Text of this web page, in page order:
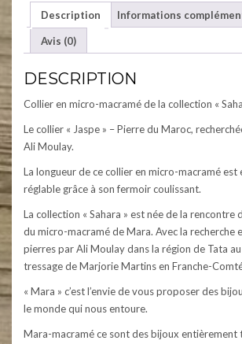
Description Informations
Avis (0)
DESCRIPTION
Collier en micro-macramé de la collection «
Le collier « Jaspe » – Pierre du Maroc,
Ali Moulay.
La longueur de ce collier en micro-macramé est
réglable grâce à son fermoir coulissant.
La collection « Sahara » est née de la rencontre
du micro-macramé de Mara. Avec la recherche
pierres par Ali Moulay dans la région de Tata
tressage de Marjorie Martins en Franche-
« Mara » c’est l’envie de vous proposer des
le monde qui nous entoure.
Mara-macramé ce sont des bijoux entièrement